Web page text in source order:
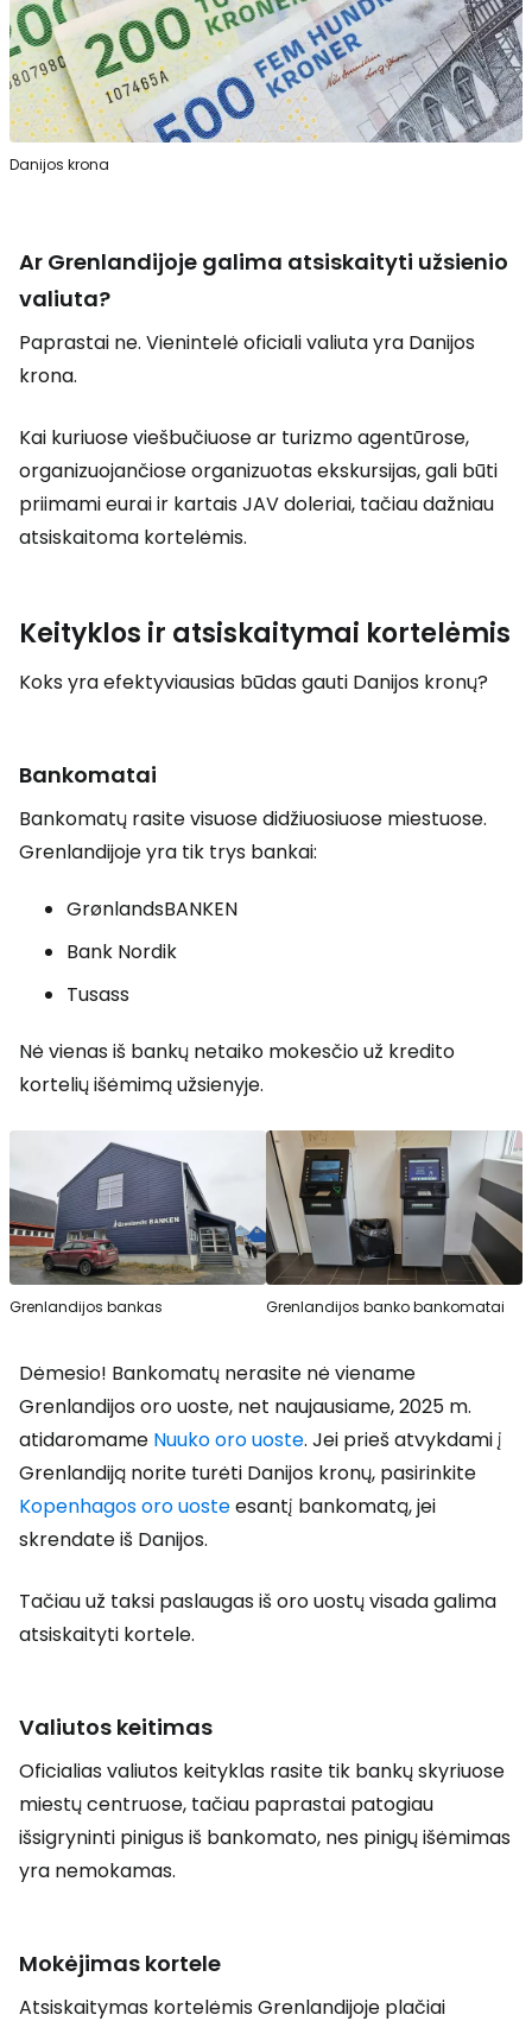
Danijos krona
Ar Grenlandijoje galima atsiskaityti užsienio
valiuta?
Paprastai ne. Vienintelė oficiali valiuta yra Danijos
krona.
Kai kuriuose viešbučiuose ar turizmo agentūrose,
organizuojančiose organizuotas ekskursijas, gali būti
priimami eurai ir kartais JAV doleriai, tačiau dažniau
atsiskaitoma kortelėmis.
Keityklos ir atsiskaitymai kortelėmis
Koks yra efektyviausias būdas gauti Danijos kronų?
Bankomatai
Bankomatų rasite visuose didžiuosiuose miestuose.
Grenlandijoje yra tik trys bankai:
GrønlandsBANKEN
Bank Nordik
Tusass
Nė vienas iš bankų netaiko mokesčio už kredito
kortelių išėmimą užsienyje.
Grenlandijos bankas Grenlandijos banko bankomatai
Dėmesio! Bankomatų nerasite nė viename
Grenlandijos oro uoste, net naujausiame, 2025 m.
atidaromame Nuuko oro uoste. Jei prieš atvykdami į
Grenlandiją norite turėti Danijos kronų, pasirinkite
Kopenhagos oro uosteesantį bankomatą, jei
skrendate iš Danijos.
Tačiau už taksi paslaugas iš oro uostų visada galima
atsiskaityti kortele.
Valiutos keitimas
Oficialias valiutos keityklas rasite tik bankų skyriuose
miestų centruose, tačiau paprastai patogiau
išsigryninti pinigus iš bankomato, nes pinigų išėmimas
yra nemokamas.
Mokėjimas kortele
Atsiskaitymas kortelėmis Grenlandijoje plačiai